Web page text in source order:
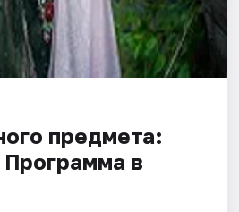
предмета:
в